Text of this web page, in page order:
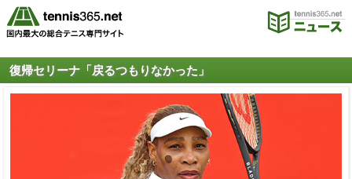
復帰セリーナ「戻るつもりなかった」